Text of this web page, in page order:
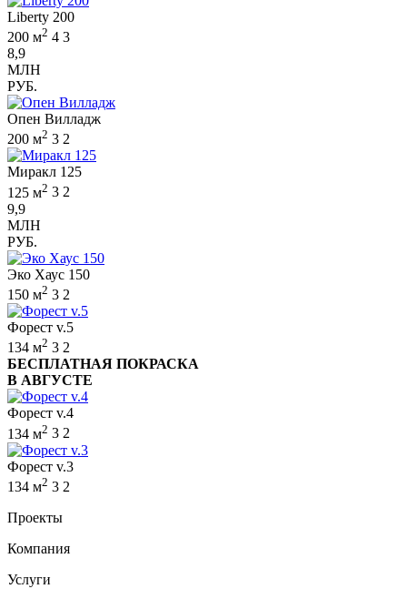
Liberty 200
200 м2 4 3
8,9
МЛН
РУБ.
Опен Вилладж
200 м2 3 2
Миракл 125
125 м2 3 2
9,9
МЛН
РУБ.
Эко Хаус 150
150 м2 3 2
Форест v.5
134 м2 3 2
БЕСПЛАТНАЯ ПОКРАСКА
В АВГУСТЕ
Форест v.4
134 м2 3 2
Форест v.3
134 м2 3 2
Проекты
Компания
Услуги